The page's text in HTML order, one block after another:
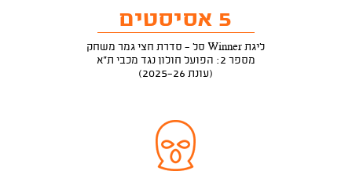
5 אסיסטים
ליגת Winner סל - סדרת חצי גמר משחק
מספר 2: הפועל חולון נגד מכבי ת"א
(עונת 2025-26)